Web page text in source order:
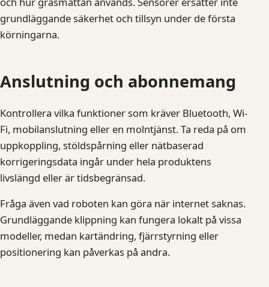
grundläggande säkerhet och tillsyn under de första
körningarna.
Anslutning och abonnemang
Kontrollera vilka funktioner som kräver Bluetooth, Wi-
Fi, mobilanslutning eller en molntjänst. Ta reda på om
uppkoppling, stöldspårning eller nätbaserad
korrigeringsdata ingår under hela produktens
livslängd eller är tidsbegränsad.
Fråga även vad roboten kan göra när internet saknas.
Grundläggande klippning kan fungera lokalt på vissa
modeller, medan kartändring, fjärrstyrning eller
positionering kan påverkas på andra.